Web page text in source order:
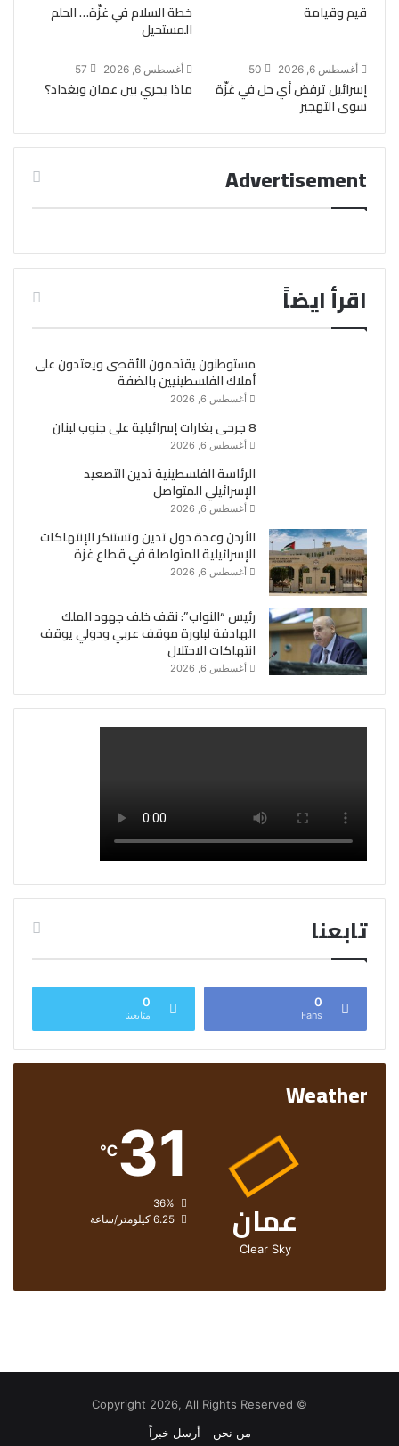
قيم وقيامة خطة السلام في غزّة… الحلم
المستحيل
أغسطس 6, 2026 50
إسرائيل ترفض أي حل في غزّة
سوى التهجير
أغسطس 6, 2026 57
ماذا يجري بين عمان وبغداد؟
Advertisement
اقرأ ايضاً
مستوطنون يقتحمون الأقصى ويعتدون على
أملاك الفلسطينيين بالضفة
أغسطس 6, 2026
8 جرحى بغارات إسرائيلية على جنوب لبنان
أغسطس 6, 2026
الرئاسة الفلسطينية تدين التصعيد
الإسرائيلي المتواصل
أغسطس 6, 2026
الأردن وعدة دول تدين وتستنكر الإنتهاكات
الإسرائيلية المتواصلة في قطاع غزة
أغسطس 6, 2026
رئيس “النواب”: نقف خلف جهود الملك
الهادفة لبلورة موقف عربي ودولي يوقف
انتهاكات الاحتلال
أغسطس 6, 2026
تابعنا
0
Fans
0
متابعينا
Weather
عمان
Clear Sky
31
℃
الرطوبة:
الرياح:6.25 كيلومتر/ساعة
© Copyright 2026, All Rights Reserved
من نحن
أرسل خبراً